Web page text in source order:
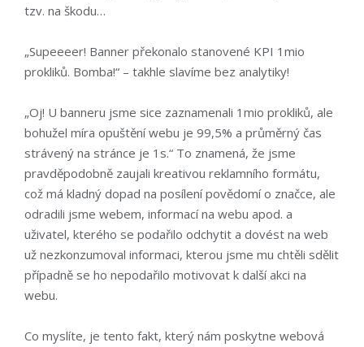
tzv. na škodu…
„Supeeeer! Banner překonalo stanovené KPI 1mio
prokliků. Bomba!“ – takhle slavíme bez analytiky!
„Oj! U banneru jsme sice zaznamenali 1mio prokliků, ale
bohužel míra opuštění webu je 99,5% a průměrný čas
strávený na stránce je 1s.“ To znamená, že jsme
pravděpodobně zaujali kreativou reklamního formátu,
což má kladný dopad na posílení povědomí o značce, ale
odradili jsme webem, informací na webu apod. a
uživatel, kterého se podařilo odchytit a dovést na web
už nezkonzumoval informaci, kterou jsme mu chtěli sdělit
případně se ho nepodařilo motivovat k další akci na
webu.
Co myslíte, je tento fakt, který nám poskytne webová